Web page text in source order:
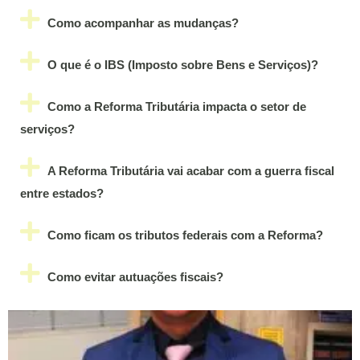
Como acompanhar as mudanças?
O que é o IBS (Imposto sobre Bens e Serviços)?
Como a Reforma Tributária impacta o setor de
serviços?
A Reforma Tributária vai acabar com a guerra fiscal
entre estados?
Como ficam os tributos federais com a Reforma?
Como evitar autuações fiscais?